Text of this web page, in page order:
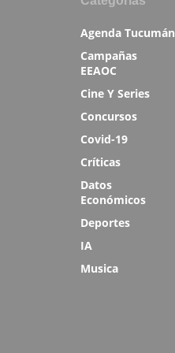
Agenda Tucumán
Campañas
EEAOC
Cine Y Series
Concursos
Covid-19
Críticas
Datos
Económicos
Deportes
IA
Musica